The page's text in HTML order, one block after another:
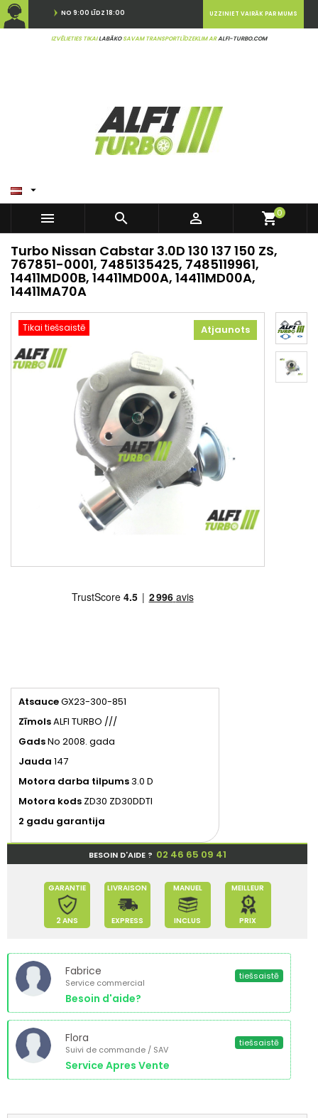
NO 9:00 LĪDZ 18:00
IZVĒLIETIES TIKAILABĀKOSAVAM TRANSPORTLĪDZEKLIM ARALFI-TURBO.COM
UZZINIET VAIRĀK PAR MUMS

   shopping_cart0
Turbo Nissan Cabstar 3.0D 130 137 150 ZS,
767851-0001, 7485135425, 7485119961,
14411MD00B, 14411MD00A, 14411MD00A,
14411MA70A
Tikai tiešsaistē Atjaunots
AtsauceGX23-300-851
ZīmolsALFI TURBO ///
GadsNo 2008. gada
Jauda 147
Motora darba tilpums3.0 D
Motora kods ZD30 ZD30DDTI
2 gadu garantija
BESOIN D'AIDE ? 02 46 65 09 41
GARANTIE
2 ANS
LIVRAISON
EXPRESS
MANUEL
INCLUS
MEILLEUR
PRIX
Fabrice
Service commercial
Besoin d'aide?
tiešsaistē
Flora
Suivi de commande / SAV
Service Apres Vente
tiešsaistē